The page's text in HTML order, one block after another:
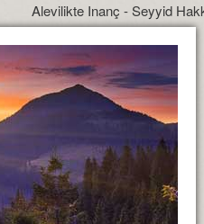
Inanç - Seyyid Hakkı